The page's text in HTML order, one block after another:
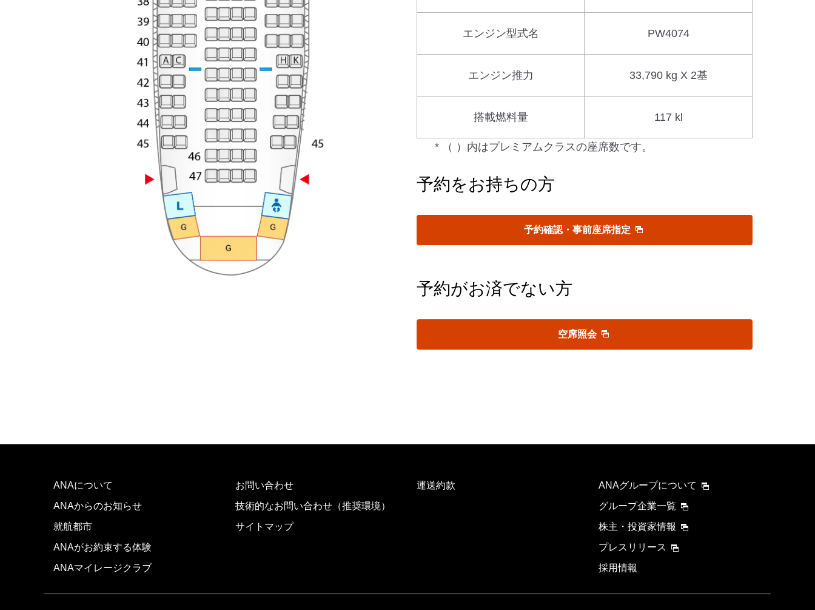
エンジン型式名 PW4074
エンジン推力 33,790 kg X 2基
搭載燃料量 117 kl
* （ ）内はプレミアムクラスの座席数です。
予約をお持ちの方
予約確認・事前座席指定
予約がお済でない方
空席照会
ANAについて
ANAからのお知らせ
就航都市
ANAがお約束する体験
ANAマイレージクラブ
お問い合わせ
技術的なお問い合わせ（推奨環境）
サイトマップ
運送約款
ANAグループについて
グループ企業一覧
株主・投資家情報
プレスリリース
採用情報